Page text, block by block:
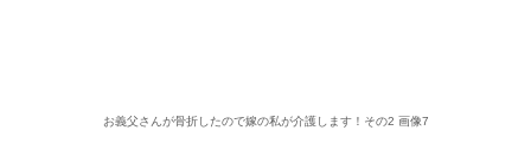
お義父さんが骨折したので嫁の私が介護します！その2 画像7